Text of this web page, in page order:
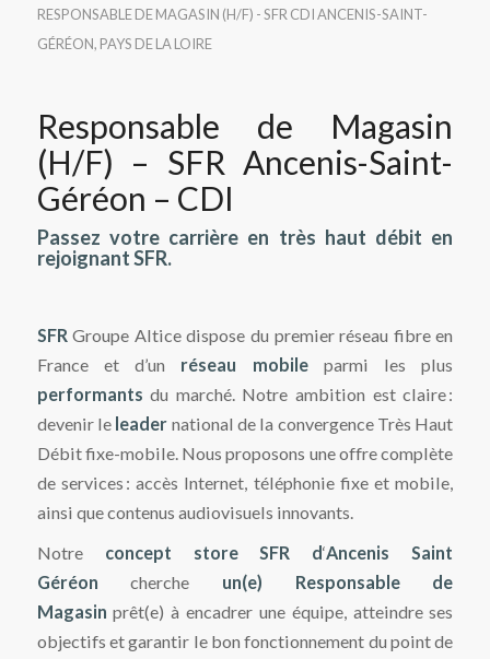
RESPONSABLE DE MAGASIN (H/F) - SFR CDIANCENIS-SAINT-
GÉRÉON, PAYS DE LA LOIRE
Responsable de Magasin
(H/F) – SFR Ancenis-Saint-
Géréon – CDI
Passez votre carrière en très haut débit en
rejoignant SFR.
SFRGroupe Altice dispose du premier réseau fibre en
France et d’un réseau mobileparmi les plus
performants du marché. Notre ambition est claire :
devenir le leader national de la convergence Très Haut
Débit fixe-mobile. Nous proposons une offre complète
de services : accès Internet, téléphonie fixe et mobile,
ainsi que contenus audiovisuels innovants.
Notre concept store SFR d‘Ancenis Saint
Géréon cherche un(e) Responsable de
Magasin prêt(e) à encadrer une équipe, atteindre ses
objectifs et garantir le bon fonctionnement du point de